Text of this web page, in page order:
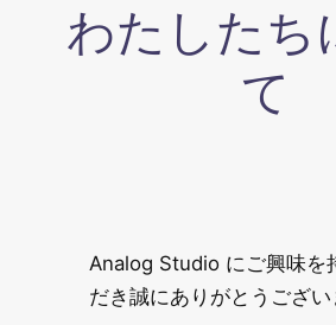
わたしたち
て
Analog Studio にご興味を
だき誠にありがとうござい